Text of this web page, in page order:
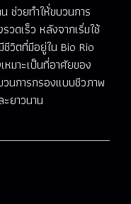
ช่วยทำให้่ขบวนการ
วดเร็ว หลังจากเริ่มใช้
วิตที่มีอยู่ใน Bio Rio
มาะเป็นที่อาศัยของ
นการกรองแบบชีวภาพ
ยาวนาน